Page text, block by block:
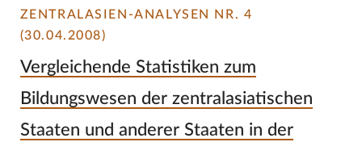
ZENTRALASIEN-ANALYSEN NR. 4
(30.04.2008)
Vergleichende Statistiken zum
Bildungswesen der zentralasiatischen
Staaten und anderer Staaten in der